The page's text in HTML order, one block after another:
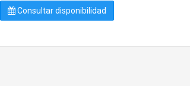
Consultar disponibilidad